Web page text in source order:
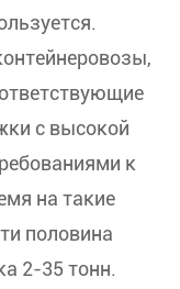
с высокой
к
на такие
половина
2-35 тонн.